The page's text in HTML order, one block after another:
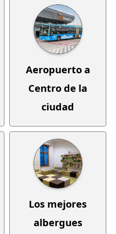
Aeropuerto a
Centro de la
ciudad
Los mejores
albergues